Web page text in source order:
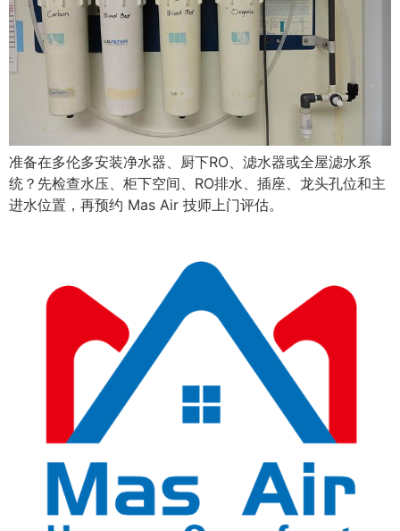
准备在多伦多安装净水器、厨下RO、滤水器或全屋滤水系
统？先检查水压、柜下空间、RO排水、插座、龙头孔位和主
进水位置，再预约 Mas Air 技师上门评估。